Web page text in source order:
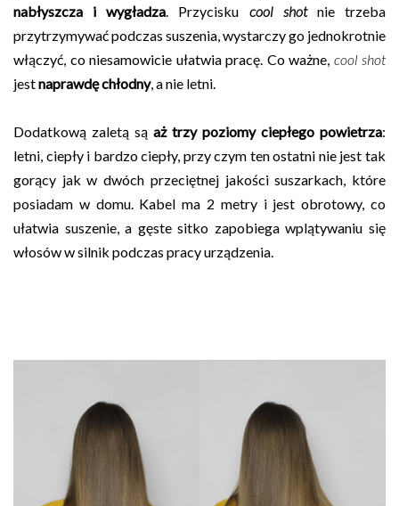
nabłyszcza i wygładza. Przycisku cool shotnie trzeba
przytrzymywać podczas suszenia, wystarczy go jednokrotnie
włączyć, co niesamowicie ułatwia pracę. Co ważne, cool shot
jestnaprawdę chłodny, a nie letni.
Dodatkową zaletą są aż trzy poziomy ciepłego powietrza:
letni, ciepły i bardzo ciepły, przy czym ten ostatni nie jest tak
gorący jak w dwóch przeciętnej jakości suszarkach, które
posiadam w domu. Kabel ma 2 metry i jest obrotowy, co
ułatwia suszenie, a gęste sitko zapobiega wplątywaniu się
włosów w silnik podczas pracy urządzenia.